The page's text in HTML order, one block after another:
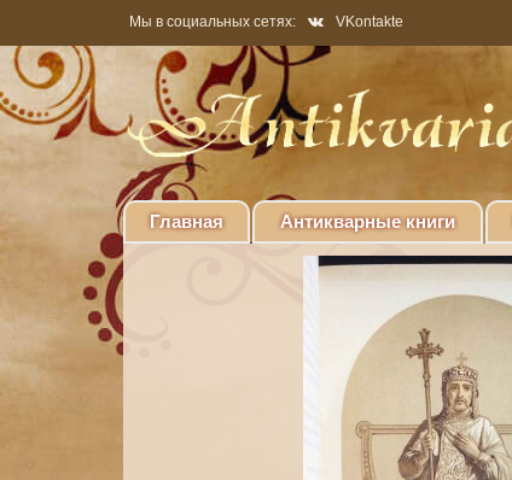
Мы в социальных сетях: VKontakte
Главная Антикварные книги